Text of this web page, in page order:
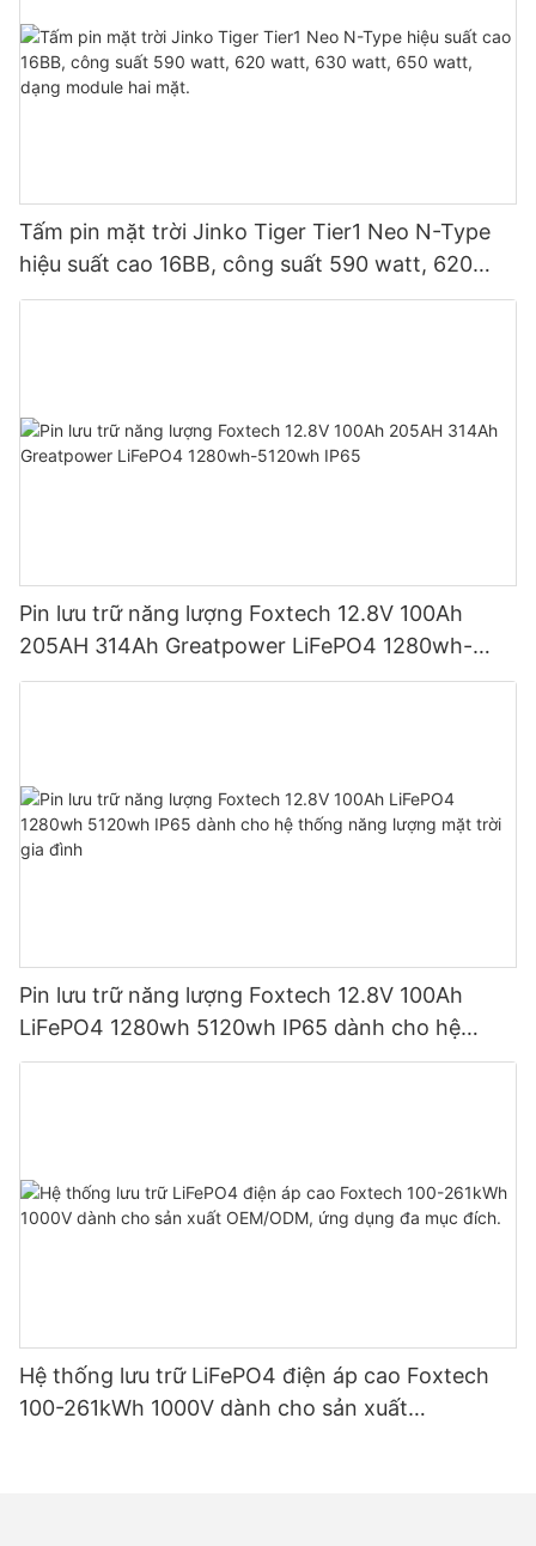
Tấm pin mặt trời Jinko Tiger Tier1 Neo N-Type
hiệu suất cao 16BB, công suất 590 watt, 620
watt, 630 watt, 650 watt, dạng module hai mặt.
Pin lưu trữ năng lượng Foxtech 12.8V 100Ah
205AH 314Ah Greatpower LiFePO4 1280wh-
5120wh IP65
Pin lưu trữ năng lượng Foxtech 12.8V 100Ah
LiFePO4 1280wh 5120wh IP65 dành cho hệ
thống năng lượng mặt trời gia đình
Hệ thống lưu trữ LiFePO4 điện áp cao Foxtech
100-261kWh 1000V dành cho sản xuất